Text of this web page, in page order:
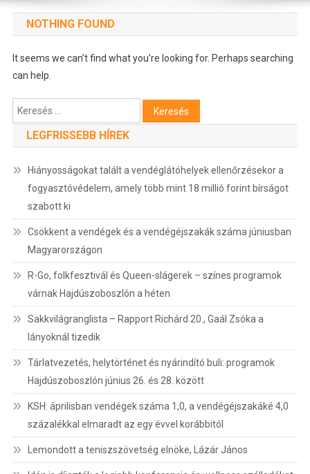
NOTHING FOUND
It seems we can’t find what you’re looking for. Perhaps searching
can help.
Keresés:
LEGFRISSEBB HÍREK
Hiányosságokat talált a vendéglátóhelyek ellenőrzésekor a
fogyasztóvédelem, amely több mint 18 millió forint bírságot
szabott ki
Csökkent a vendégek és a vendégéjszakák száma júniusban
Magyarországon
R-Go, folkfesztivál és Queen-slágerek – színes programok
várnak Hajdúszoboszlón a héten
Sakkvilágranglista – Rapport Richárd 20., Gaál Zsóka a
lányoknál tizedik
Tárlatvezetés, helytörténet és nyárindító buli: programok
Hajdúszoboszlón június 26. és 28. között
KSH: áprilisban vendégek száma 1,0, a vendégéjszakáké 4,0
százalékkal elmaradt az egy évvel korábbitól
Lemondott a teniszszövetség elnöke, Lázár János